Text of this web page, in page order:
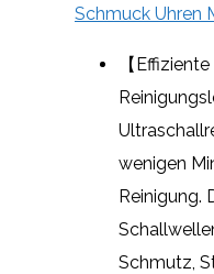
Schmuck Uhren
【
wenigen
Reinigung.
Schmutz,